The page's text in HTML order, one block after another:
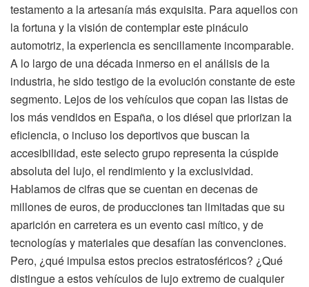
testamento a la artesanía más exquisita. Para aquellos con
la fortuna y la visión de contemplar este pináculo
automotriz, la experiencia es sencillamente incomparable.
A lo largo de una década inmerso en el análisis de la
industria, he sido testigo de la evolución constante de este
segmento. Lejos de los vehículos que copan las listas de
los más vendidos en España, o los diésel que priorizan la
eficiencia, o incluso los deportivos que buscan la
accesibilidad, este selecto grupo representa la cúspide
absoluta del lujo, el rendimiento y la exclusividad.
Hablamos de cifras que se cuentan en decenas de
millones de euros, de producciones tan limitadas que su
aparición en carretera es un evento casi mítico, y de
tecnologías y materiales que desafían las convenciones.
Pero, ¿qué impulsa estos precios estratosféricos? ¿Qué
distingue a estos vehículos de lujo extremo de cualquier